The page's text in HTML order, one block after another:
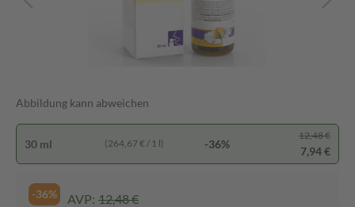
Abbildung kann abweichen
30 ml (264,67 € / 1 l) -36%
12,48 €
7,94 €
-36% AVP: 12,48 €